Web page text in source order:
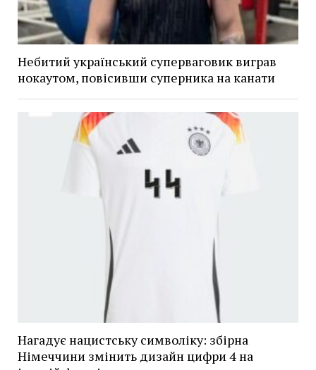
Небитий український суперваговик виграв
нокаутом, повісивши суперника на канати
Нагадує нацистську символіку: збірна
Німеччини змінить дизайн цифри 4 на